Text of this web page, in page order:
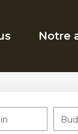
Notre